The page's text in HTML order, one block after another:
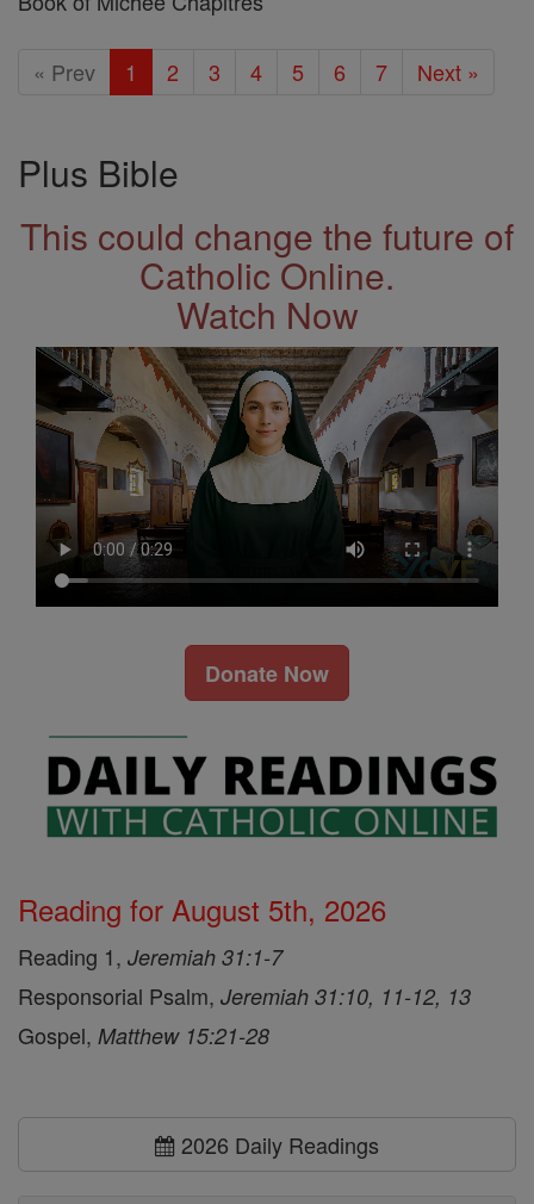
« Prev 1 2 3 4 5 6 7 Next »
Plus Bible
This could change the future of
Catholic Online.
Watch Now
Donate Now
Reading for August 5th, 2026
Reading 1, Jeremiah 31:1-7
Responsorial Psalm, Jeremiah 31:10, 11-12, 13
Gospel, Matthew 15:21-28
2026 Daily Readings